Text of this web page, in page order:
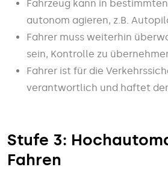
Fahrzeug kann in
autonom agieren, z.B.
Fahrer muss weiterhin
sein, Kontrolle zu
Fahrer ist für die
verantwortlich und haftet
Stufe 3:
Fahren